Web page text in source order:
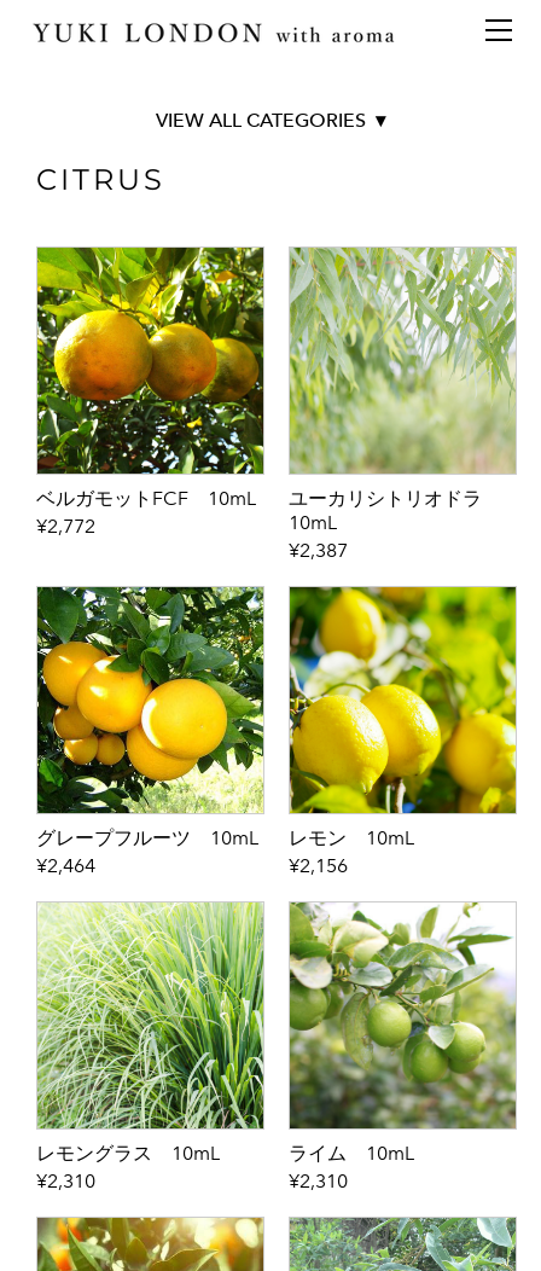
Original Aroma Oil
Aroma Balm
BRANCH AVENUE
Art series collection
■天然精油56種
BEST 10
CITRUS
FLORAL
HERB
WOODY
EXOTIC
RESIN
SPICE
■香りの定期便
■グッズ基材
GOODS
BASE
■名入れギフト
■mini aroma kit
CITRUS
ベルガモットFCF 10mL
¥2,772
ユーカリシトリオドラ
10mL
¥2,387
グレープフルーツ 10mL
¥2,464
レモン 10mL
¥2,156
レモングラス 10mL
¥2,310
ライム 10mL
¥2,310
最新情報
アロマ空間無料体験お申込みフォーム
香りの定期便
オリジナル商品
精油56種
グッズ基材
名入れギフト
特別なギフトセレクション
アロマコラム